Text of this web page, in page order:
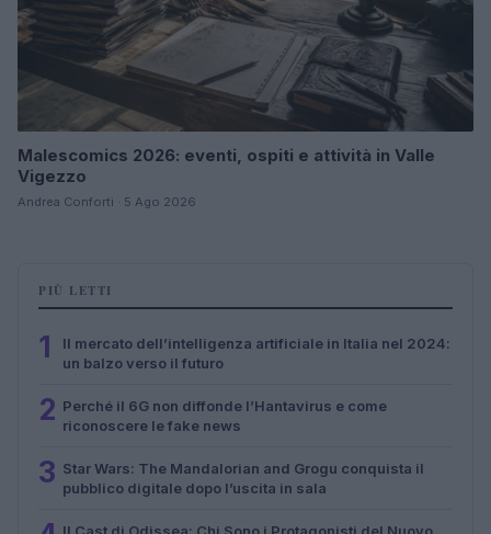
Malescomics 2026: eventi, ospiti e attività in Valle
Vigezzo
Andrea Conforti · 5 Ago 2026
PIÙ LETTI
1
Il mercato dell’intelligenza artificiale in Italia nel 2024:
un balzo verso il futuro
2 Perché il 6G non diffonde l’Hantavirus e come
riconoscere le fake news
3 Star Wars: The Mandalorian and Grogu conquista il
pubblico digitale dopo l’uscita in sala
Il Cast di Odissea: Chi Sono i Protagonisti del Nuovo